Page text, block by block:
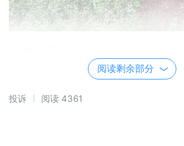
阅读剩余部分
投诉 阅读 4361